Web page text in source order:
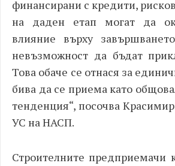
финансирани с кредити,
на даден етап могат да
влияние върху
невъзможност да бъдат
Това обаче се отнася за
бива да се приема като
тенденция“, посочва
УС на НАСП.
Строителните предприемачи